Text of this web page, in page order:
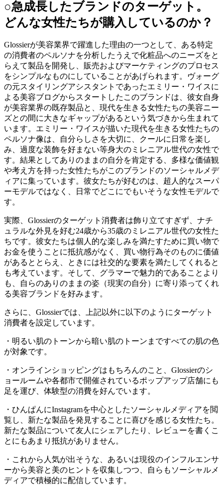
○急成長したブランドのターゲット。
どんな女性たちが購入しているのか？
Glossierが美容業界で躍進した理由の一つとして、ある特定
の消費者のペルソナを分析したうえで化粧品へのニーズをと
らえて製品を開発し、販売およびマーケティングのプロセス
をシンプルなものにしていることがあげられます。ヴォーグ
の元スタイリングアシスタントであったエミリー・ワイスに
よる美容ブログからスタートしたこのブランドは、彼女自身
が美容業界の既存製品と、現代を生きる女性たちの美容ニー
ズとの間に大きなギャップがあるという気づきから生まれて
います。エミリー・ワイスが描いた現代を生きる女性たちの
ペルソナ像は、自分らしさを大切に、クールに日常を楽し
み、過度な装飾を好まない等身大のミレニアル世代の女性で
す。結果としてありのままの自分を肯定する、多様な価値観
や考え方を持った女性たちがこのブランドのソーシャルメデ
ィアに集っています。彼女たちが好むのは、超人的なスーパ
ーモデルではなく、日常でどこにでもいそうな女性モデルで
す。
実際、Glossierのターゲット消費者は飾り立てすぎず、ナチ
ュラルな外見を好む24歳から35歳のミレニアル世代の女性た
ちです。彼女たちは個人的な楽しみを満たすために買い物で
お金を使うことに抵抗感がなく、買い物行為そのものに価値
があるととらえ、ときには社交的な要素を満たしてくれると
も考えています。そして、グラマーで魅力的であることより
も、自らのありのままの姿（現実の自分）に寄り添ってくれ
る美容ブランドを好みます。
さらに、Glossierでは、上記以外に以下のようにターゲット
消費者を設定しています。
・明るい肌のトーンから暗い肌のトーンまですべての肌の色
が対象です。
・オンラインショッピングはもちろんのこと、Glossierのシ
ョールームや各都市で開催されているポップアップ店舗にも
足を運び、体験型の消費を好んでいます。
・ひんぱんにInstagramを中心としたソーシャルメディアを閲
覧し、新たな製品を発見することに喜びを感じる女性たち。
新たな製品について友人にシェアしたり、レビューを書くこ
とにもあまり抵抗がありません。
・これから人気が出そうな、あるいは現役のインフルエンサ
ーから美容と美のヒントを収集しつつ、自らもソーシャルメ
ディアで積極的に配信しています。